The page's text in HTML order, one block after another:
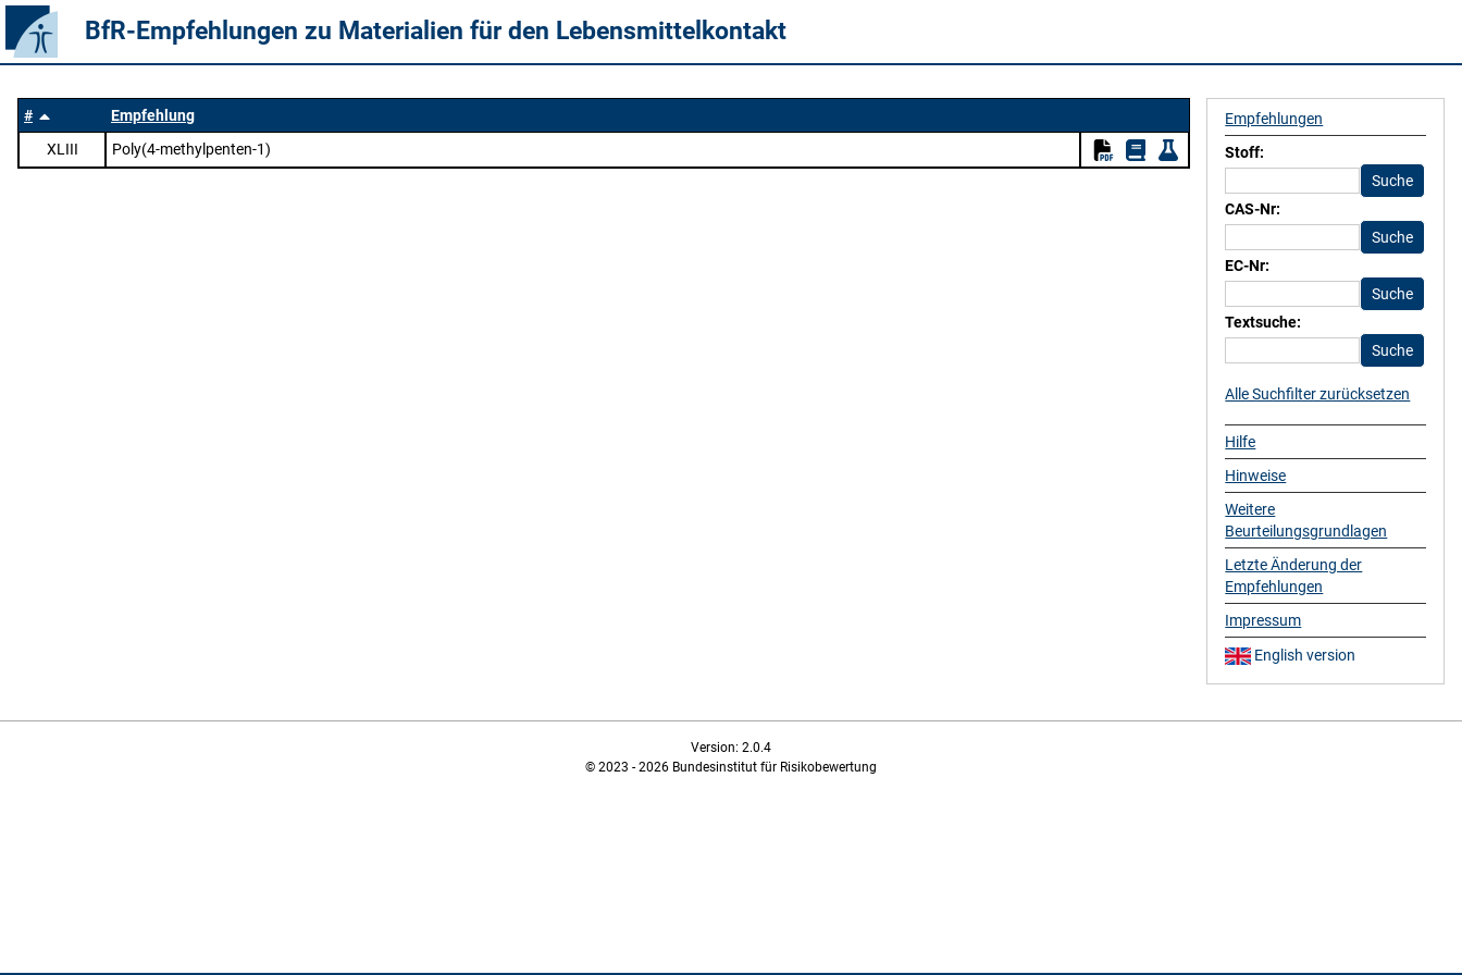
BfR-Empfehlungen zu Materialien für den Lebensmittelkontakt
#
Empfehlung
XLIII
Poly(4-methylpenten-1)
Empfehlungen
Stoff:
CAS-Nr:
EC-Nr:
Textsuche:
Alle Suchfilter zurücksetzen
Hilfe
Hinweise
Weitere
Beurteilungsgrundlagen
Letzte Änderung der
Empfehlungen
Impressum
English version
Version: 2.0.4
© 2023 - 2026 Bundesinstitut für Risikobewertung